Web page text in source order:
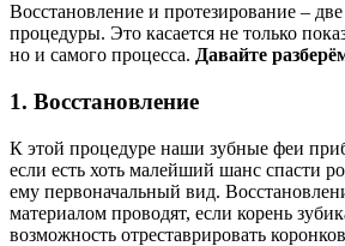
Восстановление и протезирование –
процедуры. Это касается не только
но и самого процесса. Давайте
1. Восстановление
К этой процедуре наши зубные феи
если есть хоть малейший шанс спасти
ему первоначальный вид.
материалом проводят, если корень
возможность отреставрировать